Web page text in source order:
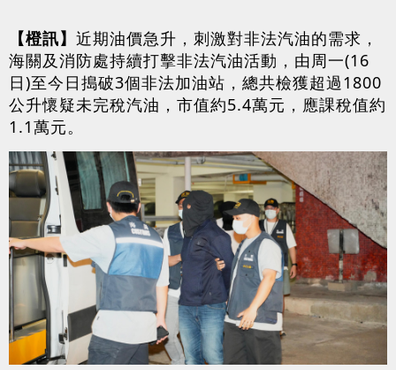
【橙訊】 近期油價急升，刺激對非法汽油的需求，
海關及消防處持續打擊非法汽油活動，由周一(16
日)至今日搗破3個非法加油站，總共檢獲超過1800
公升懷疑未完稅汽油，市值約5.4萬元，應課稅值約
1.1萬元。